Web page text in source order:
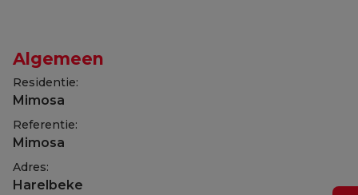
Algemeen
Residentie:
Mimosa
Referentie:
Mimosa
Adres:
Harelbeke